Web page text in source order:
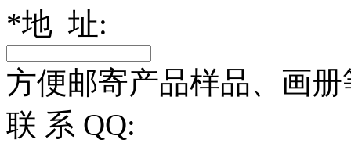
*地 址:
方便邮寄产品样品、画
联 系 QQ: